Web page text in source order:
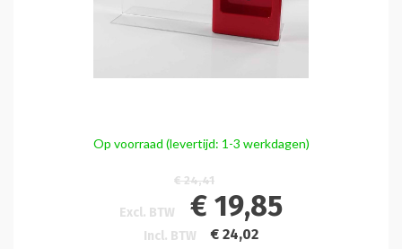
Op voorraad (levertijd: 1-3 werkdagen)
€ 24,41
Excl. BTW € 19,85
Incl. BTW € 24,02